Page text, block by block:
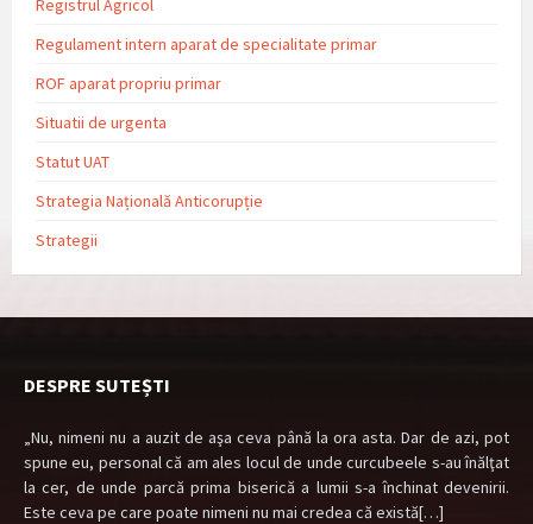
Regulament intern aparat de specialitate primar
ROF aparat propriu primar
Situatii de urgenta
Statut UAT
Strategia Națională Anticorupție
Strategii
DESPRE SUTEȘTI
„Nu, nimeni nu a auzit de aşa ceva până la ora asta. Dar de azi, pot
spune eu, personal că am ales locul de unde curcubeele s-au înălţat
la cer, de unde parcă prima biserică a lumii s-a închinat devenirii.
Este ceva pe care poate nimeni nu mai credea că există[…]